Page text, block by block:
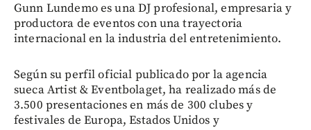
Gunn Lundemo es una DJ profesional, empresaria y
productora de eventos con una trayectoria
internacional en la industria del entretenimiento.
Según su perfil oficial publicado por la agencia
sueca Artist & Eventbolaget, ha realizado más de
3.500 presentaciones en más de 300 clubes y
festivales de Europa, Estados Unidos y